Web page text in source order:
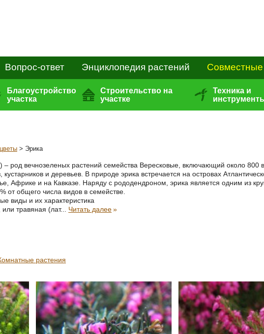
Вопрос-ответ Энциклопедия растений Совместные
Благоустройство
участка
Строительство на
участке
Техника и
> Эрика
– род вечнозеленых растений семейства Вересковые, включающий около 800
кустарников и деревьев. В природе эрика встречается на островах
Африке и на Кавказе. Наряду с рододендроном, эрика является одним из
от общего числа видов в семействе.
виды и их характеристика
травяная (лат... Читать далее»
растения